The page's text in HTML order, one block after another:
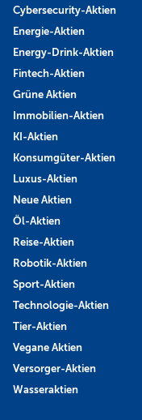
Cybersecurity-Aktien
Energie-Aktien
Energy-Drink-Aktien
Fintech-Aktien
Grüne Aktien
Immobilien-Aktien
KI-Aktien
Konsumgüter-Aktien
Luxus-Aktien
Neue Aktien
Öl-Aktien
Reise-Aktien
Robotik-Aktien
Sport-Aktien
Technologie-Aktien
Tier-Aktien
Vegane Aktien
Versorger-Aktien
Wasseraktien